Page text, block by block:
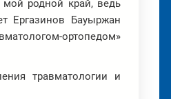
мой родной край, ведь
Ергазинов Бауыржан
ортопедом»
травматологии и